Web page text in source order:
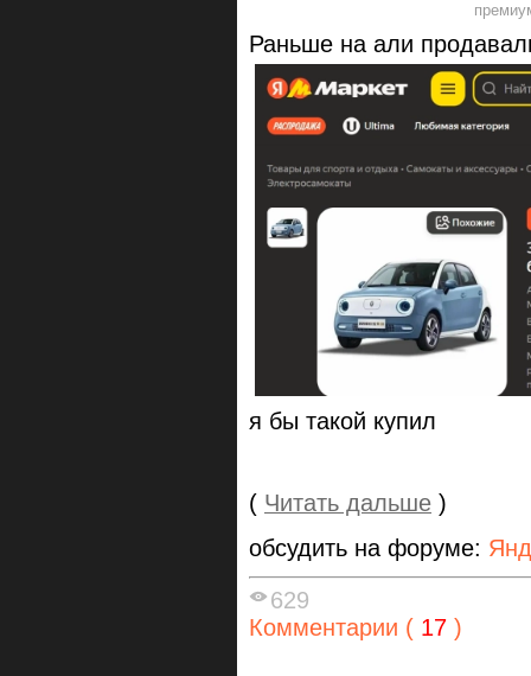
Раньше на али
я бы такой купил
( Читать дальше )
обсудить на форуме:
629
Комментарии ( 17 )